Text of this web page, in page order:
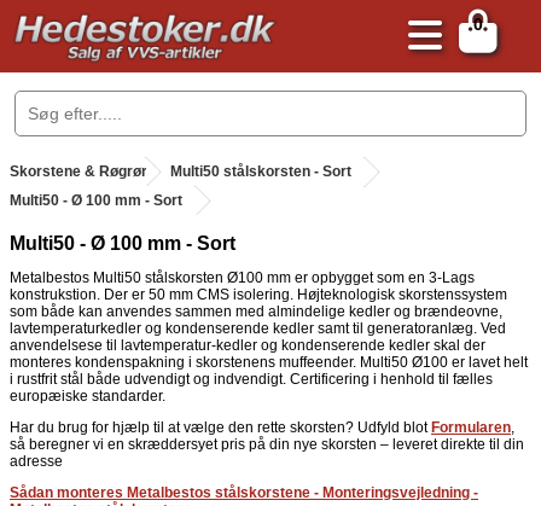
0
.
Skorstene & Røgrør . Multi50 stålskorsten - Sort
Multi50 - Ø 100 mm - Sort
Multi50 - Ø 100 mm - Sort
Metalbestos Multi50 stålskorsten Ø100 mm er opbygget som en 3-Lags
konstrukstion. Der er 50 mm CMS isolering. Højteknologisk skorstenssystem
som både kan anvendes sammen med almindelige kedler og brændeovne,
lavtemperaturkedler og kondenserende kedler samt til generatoranlæg. Ved
anvendelsese til lavtemperatur-kedler og kondenserende kedler skal der
monteres kondenspakning i skorstenens muffeender. Multi50 Ø100 er lavet helt
i rustfrit stål både udvendigt og indvendigt. Certificering i henhold til fælles
europæiske standarder.
Har du brug for hjælp til at vælge den rette skorsten? Udfyld blot Formularen,
så beregner vi en skræddersyet pris på din nye skorsten – leveret direkte til din
adresse
Sådan monteres Metalbestos stålskorstene - Monteringsvejledning -